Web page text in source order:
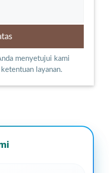
menyetujui kami
ketentuan layanan.